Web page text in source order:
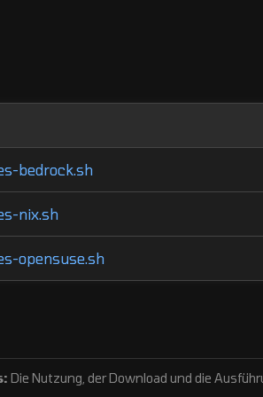
bedrock.sh
nix.sh
opensuse.sh
Die Nutzung, der Download und die